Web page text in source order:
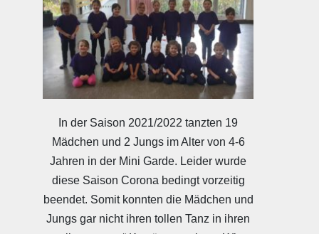
In der Saison 2021/2022 tanzten 19
Mädchen und 2 Jungs im Alter von 4-6
Jahren in der Mini Garde. Leider wurde
diese Saison Corona bedingt vorzeitig
beendet. Somit konnten die Mädchen und
Jungs gar nicht ihren tollen Tanz in ihren